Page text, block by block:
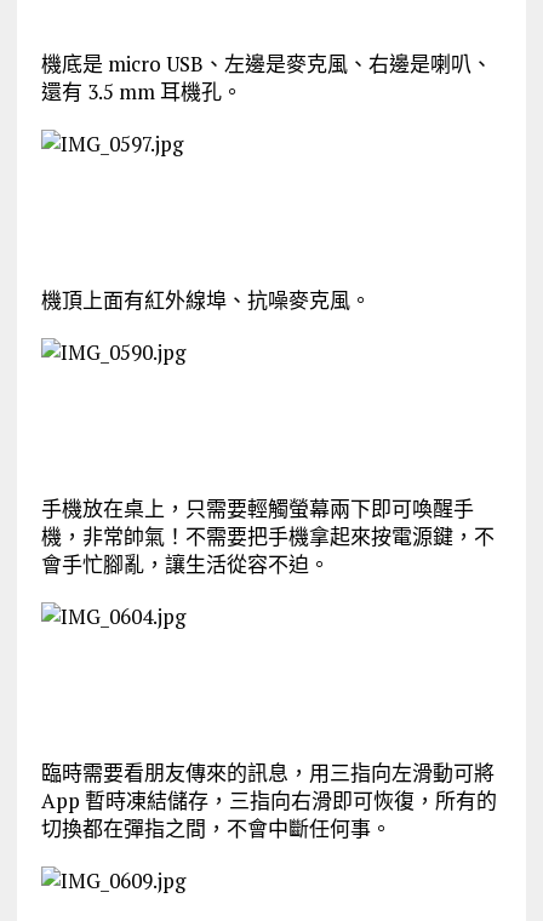
機底是 micro USB、左邊是麥克風、右邊是喇叭、
還有 3.5 mm 耳機孔。
機頂上面有紅外線埠、抗噪麥克風。
手機放在桌上，只需要輕觸螢幕兩下即可喚醒手
機，非常帥氣！不需要把手機拿起來按電源鍵，不
會手忙腳亂，讓生活從容不迫。
臨時需要看朋友傳來的訊息，用三指向左滑動可將
App 暫時凍結儲存，三指向右滑即可恢復，所有的
切換都在彈指之間，不會中斷任何事。